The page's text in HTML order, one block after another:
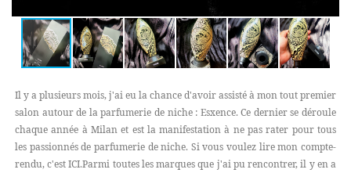
Il y a plusieurs mois, j'ai eu la chance d'avoir assisté à mon tout premier
salon autour de la parfumerie de niche : Esxence. Ce dernier se déroule
chaque année à Milan et est la manifestation à ne pas rater pour tous
les passionnés de parfumerie de niche. Si vous voulez lire mon compte-
rendu, c'est ICI.Parmi toutes les marques que j'ai pu rencontrer, il y en a